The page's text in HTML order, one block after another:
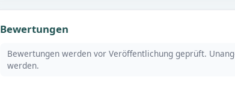
Bewertungen
Bewertungen werden vor Veröffentlichung geprüft.
werden.